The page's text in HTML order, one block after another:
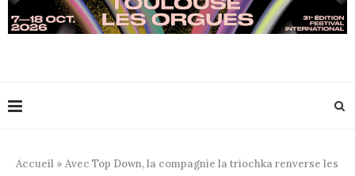
Accueil » Avec Top Down, la compagnie la triochka renverse les